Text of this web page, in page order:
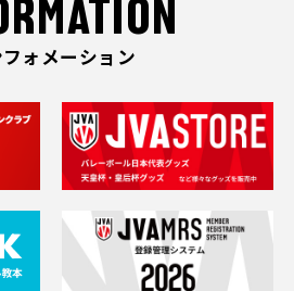
ォメーション